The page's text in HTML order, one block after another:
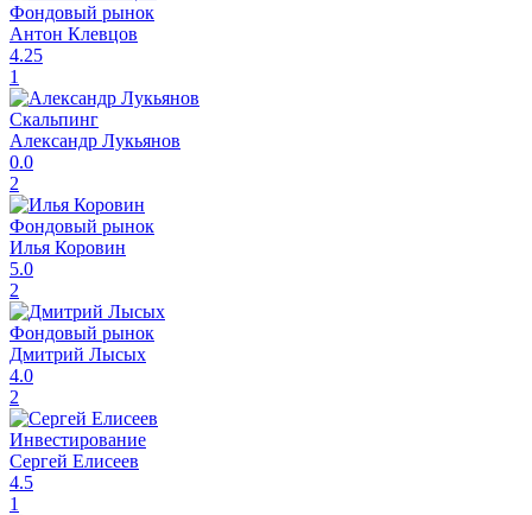
Фондовый рынок
Антон Клевцов
4.25
1
Скальпинг
Александр Лукьянов
0.0
2
Фондовый рынок
Илья Коровин
5.0
2
Фондовый рынок
Дмитрий Лысых
4.0
2
Инвестирование
Сергей Елисеев
4.5
1